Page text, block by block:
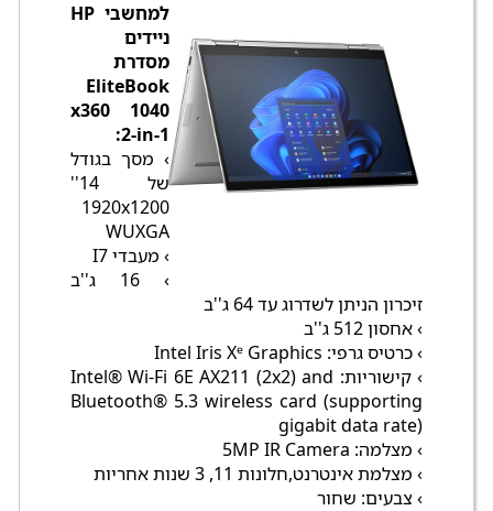
למחשבי HP
ניידים
מסדרת
EliteBook
x360 1040
2-in-1:
› מסך בגודל
של 14''
1920x1200
WUXGA
› מעבדי I7
› 16 ג''ב
זיכרון הניתן לשדרוג עד 64 ג''ב
› אחסון 512 ג''ב
› כרטיס גרפי: Intel Iris Xᵉ Graphics
› קישוריות: Intel® Wi-Fi 6E AX211 (2x2) and
Bluetooth® 5.3 wireless card (supporting
gigabit data rate)
› מצלמה: 5MP IR Camera
› מצלמת אינטרנט,חלונות 11, 3 שנות אחריות
› צבעים: שחור